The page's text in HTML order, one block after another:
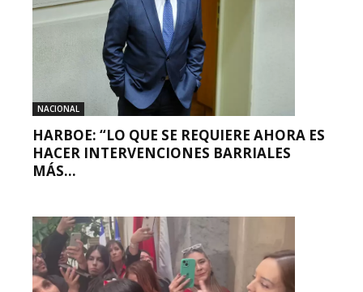
NACIONAL
HARBOE: “LO QUE SE REQUIERE AHORA ES
HACER INTERVENCIONES BARRIALES
MÁS...